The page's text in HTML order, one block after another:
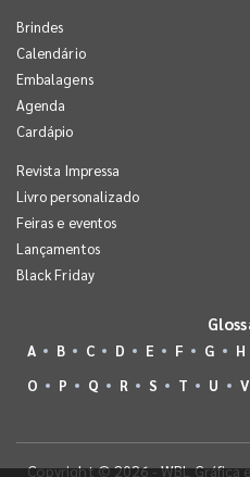
Brindes
Calendário
Embalagens
Agenda
Cardápio
Revista Impressa
Livro personalizado
Feiras e eventos
Lançamentos
Black Friday
A B C D E F G H
O
P Q R S T U V
Copyright © 2026 - WBL Gráfica